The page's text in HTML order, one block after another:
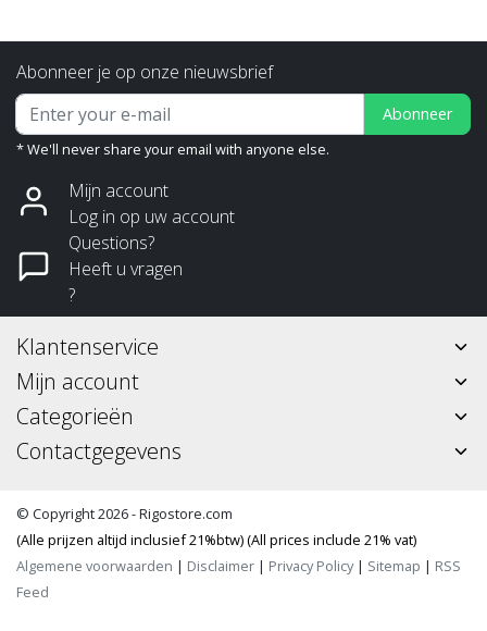
Abonneer je op onze nieuwsbrief
Abonneer
* We'll never share your email with anyone else.
Mijn account
Log in op uw account
Questions?
Heeft u vragen
?
Klantenservice
Mijn account
Categorieën
Contactgegevens
© Copyright 2026 - Rigostore.com
(Alle prijzen altijd inclusief 21%btw) (All prices include 21% vat)
Algemene voorwaarden | Disclaimer | Privacy Policy| Sitemap | RSS
Feed